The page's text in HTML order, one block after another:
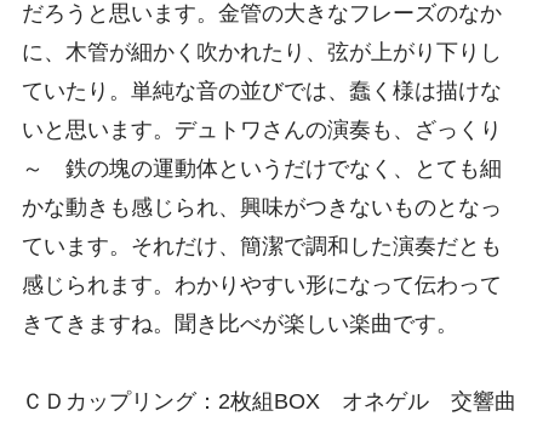
だろうと思います。金管の大きなフレーズのなか
に、木管が細かく吹かれたり、弦が上がり下りし
ていたり。単純な音の並びでは、蠢く様は描けな
いと思います。デュトワさんの演奏も、ざっくり
～ 鉄の塊の運動体というだけでなく、とても細
かな動きも感じられ、興味がつきないものとなっ
ています。それだけ、簡潔で調和した演奏だとも
感じられます。わかりやすい形になって伝わって
きてきますね。聞き比べが楽しい楽曲です。
ＣＤカップリング：2枚組BOX オネゲル 交響曲